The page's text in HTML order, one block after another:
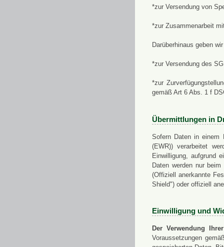
*zur Versendung von
*zur Zusammenarbeit
Darüberhinaus geben
*zur Versendung des
*zur
gemäß Art 6 Abs. 1 f
Übermittlungen in
Sofern Daten in einem
(EWR)) verarbeitet
Einwilligung, aufgrund
Daten werden nur
(Offiziell anerkannte
Shield") oder offiziell
Einwilligung und
Der Verwendung
Voraussetzungen